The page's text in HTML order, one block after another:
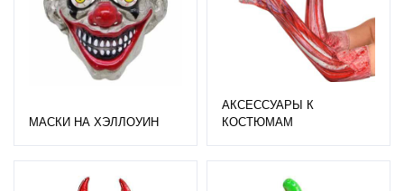
МАСКИ НА ХЭЛЛОУИН
АКСЕССУАРЫ К
КОСТЮМАМ